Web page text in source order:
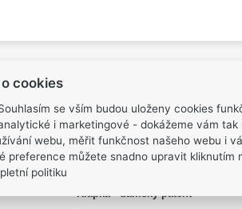
Dámské
Stříbro 925/1000
Klapka - dámský patent
cookies
se vším budou uloženy cookies
i marketingové - dokážeme vám tak
webu, měřit funkčnost našeho webu i
preference můžete snadno upravit kliknutím
politiku